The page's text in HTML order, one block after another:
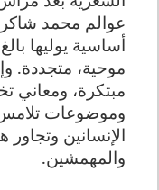
عوالم محمد
أساسية يوليها
موحية، متجددة.
مبتكرة، ومعاني
وموضوعات
الإنسانين
والمهمشين.